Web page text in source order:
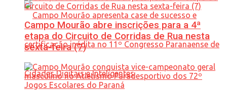
Campo Mourão abre inscrições para a 4ª
etapa do Circuito de Corridas de Rua nesta
sexta-feira (7)